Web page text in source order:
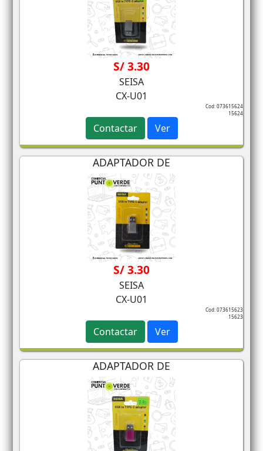
S/ 3.30
SEISA
CX-U01
Cod: 073615624
15624
Contactar Ver
ADAPTADOR DE
S/ 3.30
SEISA
CX-U01
Cod: 073615623
15623
Contactar Ver
ADAPTADOR DE